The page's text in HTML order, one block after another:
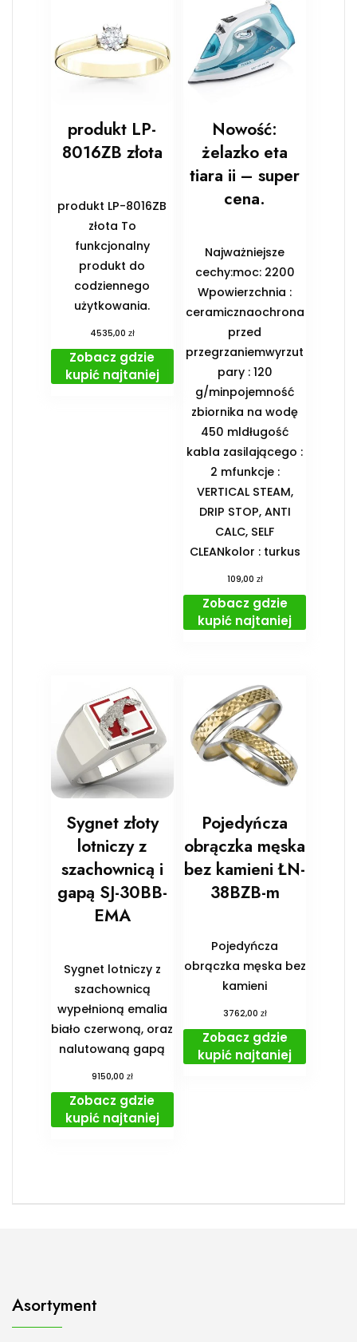
produkt LP-
8016ZB złota
produkt LP-8016ZB
złota To
funkcjonalny
produkt do
codziennego
użytkowania.
4535,00 zł
Zobacz gdzie
kupić najtaniej
Nowość:
żelazko eta
tiara ii – super
cena.
Najważniejsze
cechy:moc: 2200
Wpowierzchnia :
ceramicznaochrona
przed
przegrzaniemwyrzut
pary : 120
g/minpojemność
zbiornika na wodę
450 mldługość
kabla zasilającego :
2 mfunkcje :
VERTICAL STEAM,
DRIP STOP, ANTI
CALC, SELF
CLEANkolor : turkus
109,00 zł
Zobacz gdzie
kupić najtaniej
Sygnet złoty
lotniczy z
szachownicą i
gapą SJ-30BB-
EMA
Sygnet lotniczy z
szachownicą
wypełnioną emalia
biało czerwoną, oraz
nalutowaną gapą
9150,00 zł
Zobacz gdzie
kupić najtaniej
Pojedyńcza
obrączka męska
bez kamieni ŁN-
38BZB-m
Pojedyńcza
obrączka męska bez
kamieni
3762,00 zł
Zobacz gdzie
kupić najtaniej
Asortyment